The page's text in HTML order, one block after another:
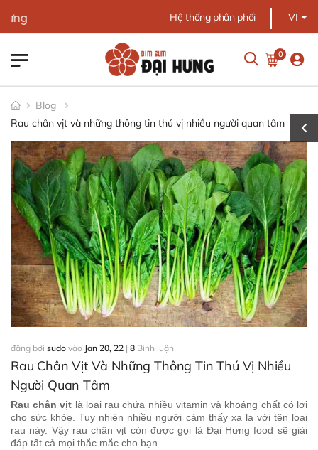
Chào mừng bạn
Hệ thống phân phối VI
0
Blog
Rau chân vịt và những thông tin thú vị nhiều người quan tâm
đăng bởi sudo vào Jan 20, 22 | 8 Bình luận
Rau Chân Vịt Và Những Thông Tin Thú Vị Nhiều
Người Quan Tâm
Rau chân vịt là loại rau chứa nhiều vitamin và khoáng chất có lợi
cho sức khỏe. Tuy nhiên nhiều người cảm thấy xa lạ với tên loại
rau này. Vậy rau chân vịt còn được gọi là Đại Hưng food sẽ giải
đáp tất cả mọi thắc mắc cho bạn.